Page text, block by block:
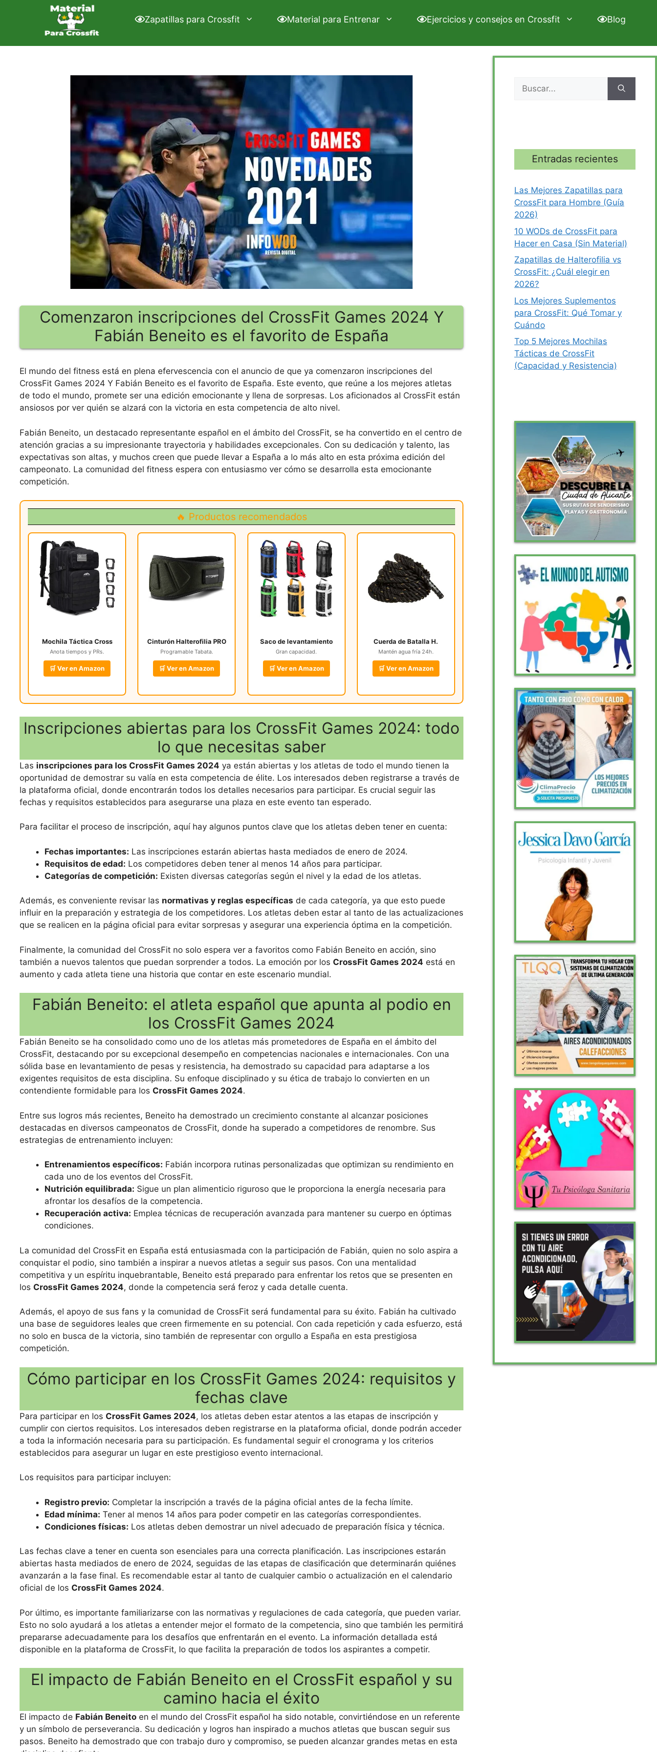
Zapatillas para Crossfit Material para Entrenar Ejercicios y consejos en Crossfit Blog
Comenzaron inscripciones del CrossFit Games 2024 Y
Fabián Beneito es el favorito de España
El mundo del fitness está en plena efervescencia con el anuncio de que ya comenzaron inscripciones del
CrossFit Games 2024 Y Fabián Beneito es el favorito de España. Este evento, que reúne a los mejores atletas
de todo el mundo, promete ser una edición emocionante y llena de sorpresas. Los aficionados al CrossFit están
ansiosos por ver quién se alzará con la victoria en esta competencia de alto nivel.
Fabián Beneito, un destacado representante español en el ámbito del CrossFit, se ha convertido en el centro de
atención gracias a su impresionante trayectoria y habilidades excepcionales. Con su dedicación y talento, las
expectativas son altas, y muchos creen que puede llevar a España a lo más alto en esta próxima edición del
campeonato. La comunidad del fitness espera con entusiasmo ver cómo se desarrolla esta emocionante
competición.
🔥 Productos recomendados
Mochila Táctica Cross
Anota tiempos y PRs.
🛒 Ver en Amazon
Cinturón Halterofilia PRO
Programable Tabata.
🛒 Ver en Amazon
Saco de levantamiento
Gran capacidad.
🛒 Ver en Amazon
Cuerda de Batalla H.
Mantén agua fría 24h.
🛒 Ver en Amazon
Inscripciones abiertas para los CrossFit Games 2024: todo
lo que necesitas saber
Las inscripciones para los CrossFit Games 2024 ya están abiertas y los atletas de todo el mundo tienen la
oportunidad de demostrar su valía en esta competencia de élite. Los interesados deben registrarse a través de
la plataforma oficial, donde encontrarán todos los detalles necesarios para participar. Es crucial seguir las
fechas y requisitos establecidos para asegurarse una plaza en este evento tan esperado.
Para facilitar el proceso de inscripción, aquí hay algunos puntos clave que los atletas deben tener en cuenta:
Fechas importantes: Las inscripciones estarán abiertas hasta mediados de enero de 2024.
Requisitos de edad: Los competidores deben tener al menos 14 años para participar.
Categorías de competición: Existen diversas categorías según el nivel y la edad de los atletas.
Además, es conveniente revisar las normativas y reglas específicas de cada categoría, ya que esto puede
influir en la preparación y estrategia de los competidores. Los atletas deben estar al tanto de las actualizaciones
que se realicen en la página oficial para evitar sorpresas y asegurar una experiencia óptima en la competición.
Finalmente, la comunidad del CrossFit no solo espera ver a favoritos como Fabián Beneito en acción, sino
también a nuevos talentos que puedan sorprender a todos. La emoción por los CrossFit Games 2024 está en
aumento y cada atleta tiene una historia que contar en este escenario mundial.
Fabián Beneito: el atleta español que apunta al podio en
los CrossFit Games 2024
Fabián Beneito se ha consolidado como uno de los atletas más prometedores de España en el ámbito del
CrossFit, destacando por su excepcional desempeño en competencias nacionales e internacionales. Con una
sólida base en levantamiento de pesas y resistencia, ha demostrado su capacidad para adaptarse a los
exigentes requisitos de esta disciplina. Su enfoque disciplinado y su ética de trabajo lo convierten en un
contendiente formidable para los CrossFit Games 2024.
Entre sus logros más recientes, Beneito ha demostrado un crecimiento constante al alcanzar posiciones
destacadas en diversos campeonatos de CrossFit, donde ha superado a competidores de renombre. Sus
estrategias de entrenamiento incluyen:
Entrenamientos específicos: Fabián incorpora rutinas personalizadas que optimizan su rendimiento en
cada uno de los eventos del CrossFit.
Nutrición equilibrada: Sigue un plan alimenticio riguroso que le proporciona la energía necesaria para
afrontar los desafíos de la competencia.
Recuperación activa: Emplea técnicas de recuperación avanzada para mantener su cuerpo en óptimas
condiciones.
La comunidad del CrossFit en España está entusiasmada con la participación de Fabián, quien no solo aspira a
conquistar el podio, sino también a inspirar a nuevos atletas a seguir sus pasos. Con una mentalidad
competitiva y un espíritu inquebrantable, Beneito está preparado para enfrentar los retos que se presenten en
los CrossFit Games 2024, donde la competencia será feroz y cada detalle cuenta.
Además, el apoyo de sus fans y la comunidad de CrossFit será fundamental para su éxito. Fabián ha cultivado
una base de seguidores leales que creen firmemente en su potencial. Con cada repetición y cada esfuerzo, está
no solo en busca de la victoria, sino también de representar con orgullo a España en esta prestigiosa
competición.
Cómo participar en los CrossFit Games 2024: requisitos y
fechas clave
Para participar en los CrossFit Games 2024, los atletas deben estar atentos a las etapas de inscripción y
cumplir con ciertos requisitos. Los interesados deben registrarse en la plataforma oficial, donde podrán acceder
a toda la información necesaria para su participación. Es fundamental seguir el cronograma y los criterios
establecidos para asegurar un lugar en este prestigioso evento internacional.
Los requisitos para participar incluyen:
Registro previo: Completar la inscripción a través de la página oficial antes de la fecha límite.
Edad mínima: Tener al menos 14 años para poder competir en las categorías correspondientes.
Condiciones físicas: Los atletas deben demostrar un nivel adecuado de preparación física y técnica.
Las fechas clave a tener en cuenta son esenciales para una correcta planificación. Las inscripciones estarán
abiertas hasta mediados de enero de 2024, seguidas de las etapas de clasificación que determinarán quiénes
avanzarán a la fase final. Es recomendable estar al tanto de cualquier cambio o actualización en el calendario
oficial de los CrossFit Games 2024.
Por último, es importante familiarizarse con las normativas y regulaciones de cada categoría, que pueden variar.
Esto no solo ayudará a los atletas a entender mejor el formato de la competencia, sino que también les permitirá
prepararse adecuadamente para los desafíos que enfrentarán en el evento. La información detallada está
disponible en la plataforma de CrossFit, lo que facilita la preparación de todos los aspirantes a competir.
El impacto de Fabián Beneito en el CrossFit español y su
camino hacia el éxito
El impacto de Fabián Beneito en el mundo del CrossFit español ha sido notable, convirtiéndose en un referente
y un símbolo de perseverancia. Su dedicación y logros han inspirado a muchos atletas que buscan seguir sus
pasos. Beneito ha demostrado que con trabajo duro y compromiso, se pueden alcanzar grandes metas en esta
Buscar:
Entradas recientes
Las Mejores Zapatillas para
CrossFit para Hombre (Guía
2026)
10 WODs de CrossFit para
Hacer en Casa (Sin Material)
Zapatillas de Halterofilia vs
CrossFit: ¿Cuál elegir en
2026?
Los Mejores Suplementos
para CrossFit: Qué Tomar y
Cuándo
Top 5 Mejores Mochilas
Tácticas de CrossFit
(Capacidad y Resistencia)